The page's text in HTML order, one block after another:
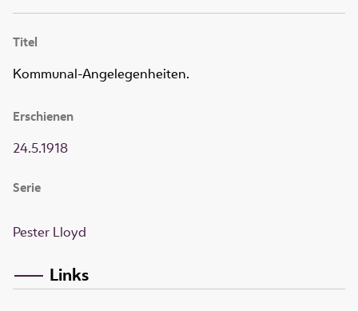
Titel
Kommunal-Angelegenheiten.
Erschienen
24.5.1918
Serie
Pester Lloyd
Links